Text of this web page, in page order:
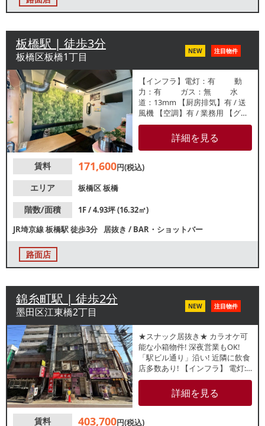
板橋駅 | 徒歩3分
板橋区板橋1丁目 NEW 注目物件
【インフラ】電灯：有 動
力：有 ガス：無 水
道：13mm 【厨房排気】有 / 送
風機 【空調】有 / 業務用 【グリ
スト】無 【席数】 テーブル8
席 【トイレ】有 / ウォシュレ
ット 【閉店理由】体調不良
限】9～22時 【不可業態】
正確性を保証するものではござ
詳細を見る
賃料 171,600円(税込)
エリア
板橋区板橋
階数/面積
1F / 4.93坪 (16.32㎡)
JR埼京線板橋駅徒歩3分 居抜き /BAR・ショットバー
路面店
錦糸町駅 | 徒歩2分
墨田区江東橋2丁目 NEW 注目物件
★スナック居抜き★ カラオケ可
能な小箱物件! 深夜営業もOK!
「駅ビル通り」沿い! 近隣に飲食
店多数あり! 【インフラ】 電灯:
有 動力:有 ガス:3号メータ
ー 水道 : 25mm 【厨房排気】
有/換気扇 【空調】 有 / 業務用
理由】売上不振 【営業年数】 約
詳細を見る
賃料 403,700円(税込)